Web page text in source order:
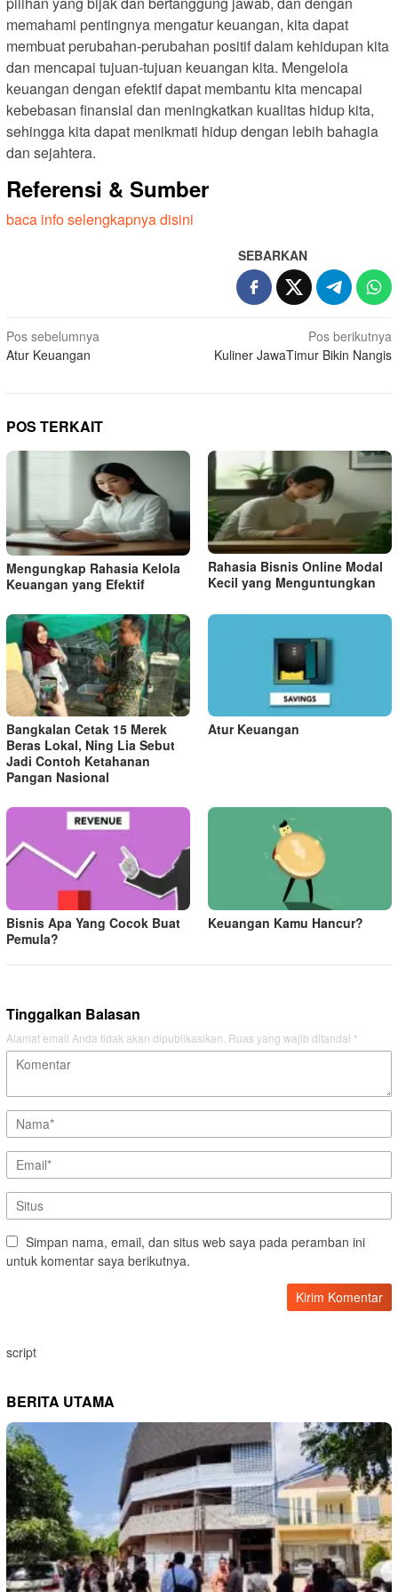
memahami pentingnya mengatur keuangan, kita dapat
membuat perubahan-perubahan positif dalam kehidupan kita
dan mencapai tujuan-tujuan keuangan kita. Mengelola
keuangan dengan efektif dapat membantu kita mencapai
kebebasan finansial dan meningkatkan kualitas hidup kita,
sehingga kita dapat menikmati hidup dengan lebih bahagia
dan sejahtera.
Referensi & Sumber
baca info selengkapnya disini
SEBARKAN
Navigasi
pos
Pos sebelumnya
Atur Keuangan
Pos berikutnya
Kuliner JawaTimur Bikin Nangis
POS TERKAIT
Mengungkap Rahasia Kelola
Keuangan yang Efektif
Rahasia Bisnis Online Modal
Kecil yang Menguntungkan
Bangkalan Cetak 15 Merek
Beras Lokal, Ning Lia Sebut
Jadi Contoh Ketahanan
Pangan Nasional
Atur Keuangan
Bisnis Apa Yang Cocok Buat
Pemula?
Keuangan Kamu Hancur?
Tinggalkan Balasan
Alamat email Anda tidak akan dipublikasikan. Ruas yang wajib ditandai *
Simpan nama, email, dan situs web saya pada peramban ini
untuk komentar saya berikutnya.
script
BERITA UTAMA